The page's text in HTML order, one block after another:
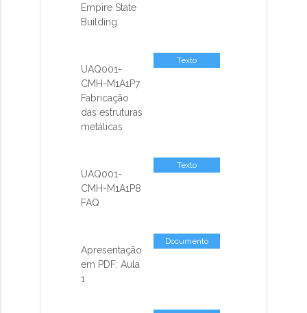
Empire State
Building
UAQ001-
CMH-M1A1P7
Fabricação
das estruturas
metálicas
Texto
UAQ001-
CMH-M1A1P8
FAQ
Texto
Apresentação
em PDF: Aula
1
Documento